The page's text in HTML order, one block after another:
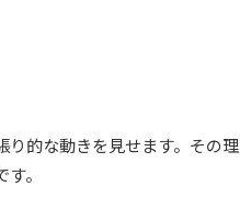
的な動きを見せます。その理
。